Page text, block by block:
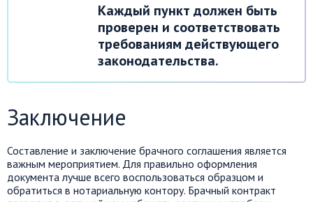
Каждый пункт должен быть
проверен и соответствовать
требованиям действующего
законодательства.
Заключение
Составление и заключение брачного соглашения является
важным мероприятием. Для правильно оформления
документа лучше всего воспользоваться образцом и
обратиться в нотариальную контору. Брачный контракт